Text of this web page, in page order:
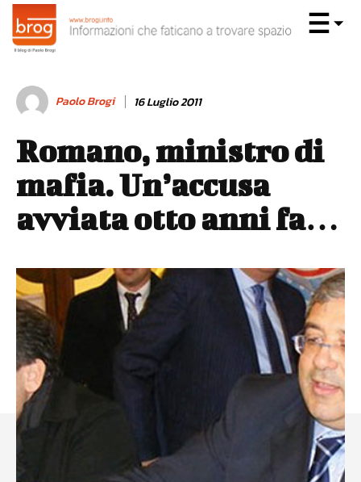
Paolo Brogi 16 Luglio 2011
Romano, ministro di
mafia. Un’accusa
avviata otto anni fa…